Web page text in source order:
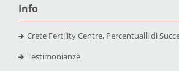
Info
Crete Fertility Centre, Percentualli di
Testimonianze